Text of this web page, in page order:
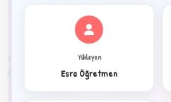
Yükleyen
Esra Öğretmen